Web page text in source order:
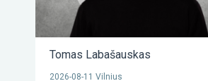
Tomas Labašauskas
2026-08-11 Vilnius